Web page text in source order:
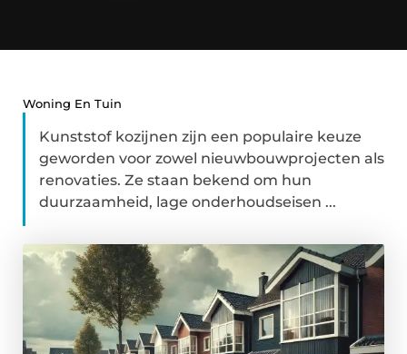
Woning En Tuin
Kunststof kozijnen zijn een populaire keuze
geworden voor zowel nieuwbouwprojecten als
renovaties. Ze staan bekend om hun
duurzaamheid, lage onderhoudseisen ...